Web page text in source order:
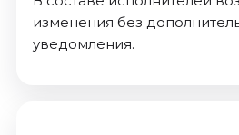
изменения без
уведомления.